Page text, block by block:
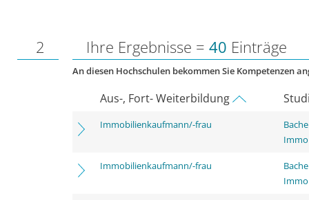
2 Ihre Ergebnisse = 40 Einträge
An diesen Hochschulen bekommen Sie Kompetenzen
Aus-, Fort- Weiterbildung
Immobilienkaufmann/-frau
Immobilienkaufmann/-frau